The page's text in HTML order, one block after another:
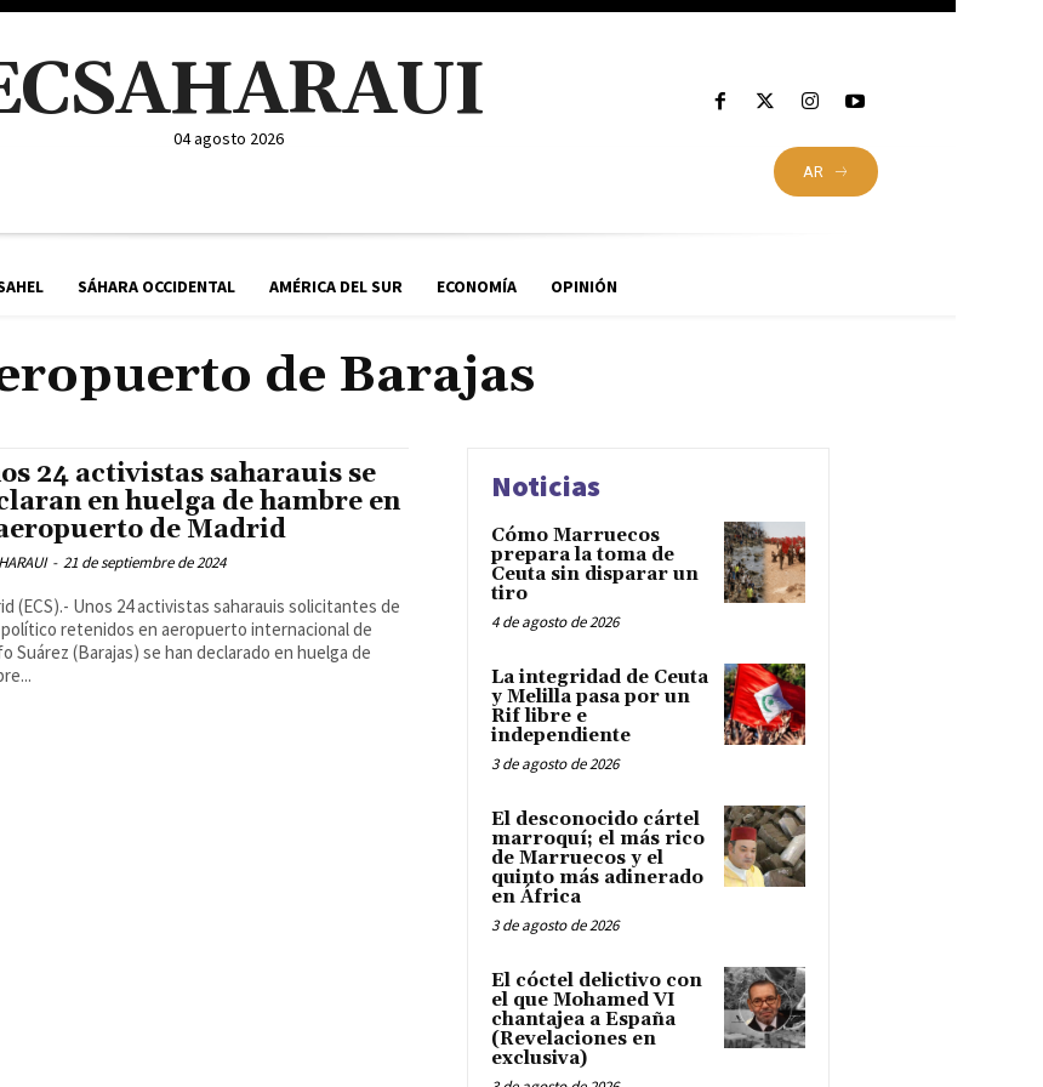
04 agosto 2026
AR
SÁHARA OCCIDENTAL AMÉRICA DEL SUR ECONOMÍA OPINIÓN
de Barajas
24 activistas saharauis se
en huelga de hambre en
de Madrid
- 21 de septiembre de 2024
(ECS).- Unos 24 activistas saharauis solicitantes de
retenidos en aeropuerto internacional de
Suárez (Barajas) se han declarado en huelga de
Noticias
Cómo Marruecos
prepara la toma de
Ceuta sin disparar un
tiro
4 de agosto de 2026
La integridad de Ceuta
y Melilla pasa por un
Rif libre e
independiente
3 de agosto de 2026
El desconocido cártel
marroquí; el más rico
de Marruecos y el
quinto más adinerado
en África
3 de agosto de 2026
El cóctel delictivo con
el que Mohamed VI
chantajea a España
(Revelaciones en
exclusiva)